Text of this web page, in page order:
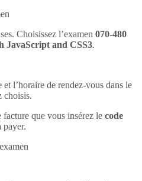
Choisissez l’examen 070-480
and CSS3.
l’horaire de rendez-vous dans le
choisis.
facture que vous insérez le code
payer.